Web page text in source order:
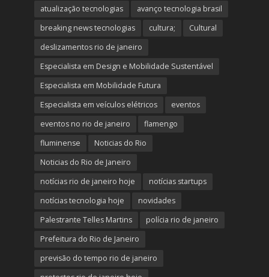
atualização tecnologias
avanço tecnologia brasil
breaking news tecnologias
cultura;
Cultural
deslizamentos rio de janeiro
Especialista em Design e Mobilidade Sustentável
Especialista em Mobilidade Futura
Especialista em veículos elétricos
eventos
eventos no rio de janeiro
flamengo
fluminense
Noticias do Rio
Noticias do Rio de Janeiro
notícias rio de janeiro hoje
notícias startups
notícias tecnologia hoje
novidades
Palestrante Telles Martins
polícia rio de janeiro
Prefeitura do Rio de Janeiro
previsão do tempo rio de janeiro